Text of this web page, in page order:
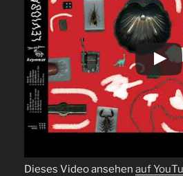
Dieses Video ansehen auf